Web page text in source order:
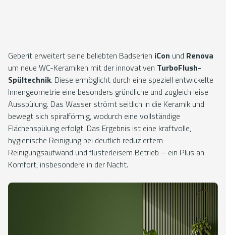
Geberit erweitert seine beliebten Badserien iCon und Renova
um neue WC-Keramiken mit der innovativen TurboFlush-
Spültechnik. Diese ermöglicht durch eine speziell entwickelte
Innengeometrie eine besonders gründliche und zugleich leise
Ausspülung. Das Wasser strömt seitlich in die Keramik und
bewegt sich spiralförmig, wodurch eine vollständige
Flächenspülung erfolgt. Das Ergebnis ist eine kraftvolle,
hygienische Reinigung bei deutlich reduziertem
Reinigungsaufwand und flüsterleisem Betrieb – ein Plus an
Komfort, insbesondere in der Nacht.